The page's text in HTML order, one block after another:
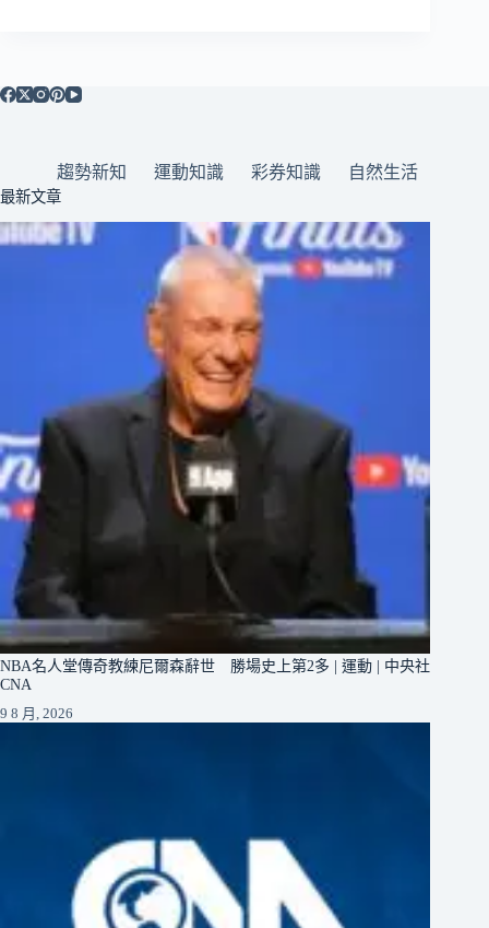
趨勢新知 運動知識 彩券知識 自然生活
最新文章
NBA名人堂傳奇教練尼爾森辭世 勝場史上第2多 | 運動 | 中央社
CNA
9 8 月, 2026